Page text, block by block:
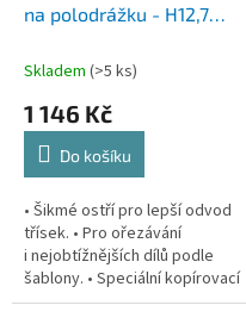
na polodrážku - H12,7
Skladem (>5 ks)
1 146 Kč
Do košíku
• Šikmé ostří pro lepší odvod
třísek. • Pro ořezávání
i nejobtížnějších dílů podle
šablony. • Speciální kopírovací
ložisko na čele frézy. S extra